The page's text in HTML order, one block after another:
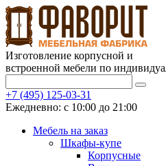
Изготовление корпусной и
встроенной мебели по
+7 (495) 125-03-31
Ежедневно: с 10:00 до 21:00
Мебель на заказ
Шкафы-купе
Корпусные